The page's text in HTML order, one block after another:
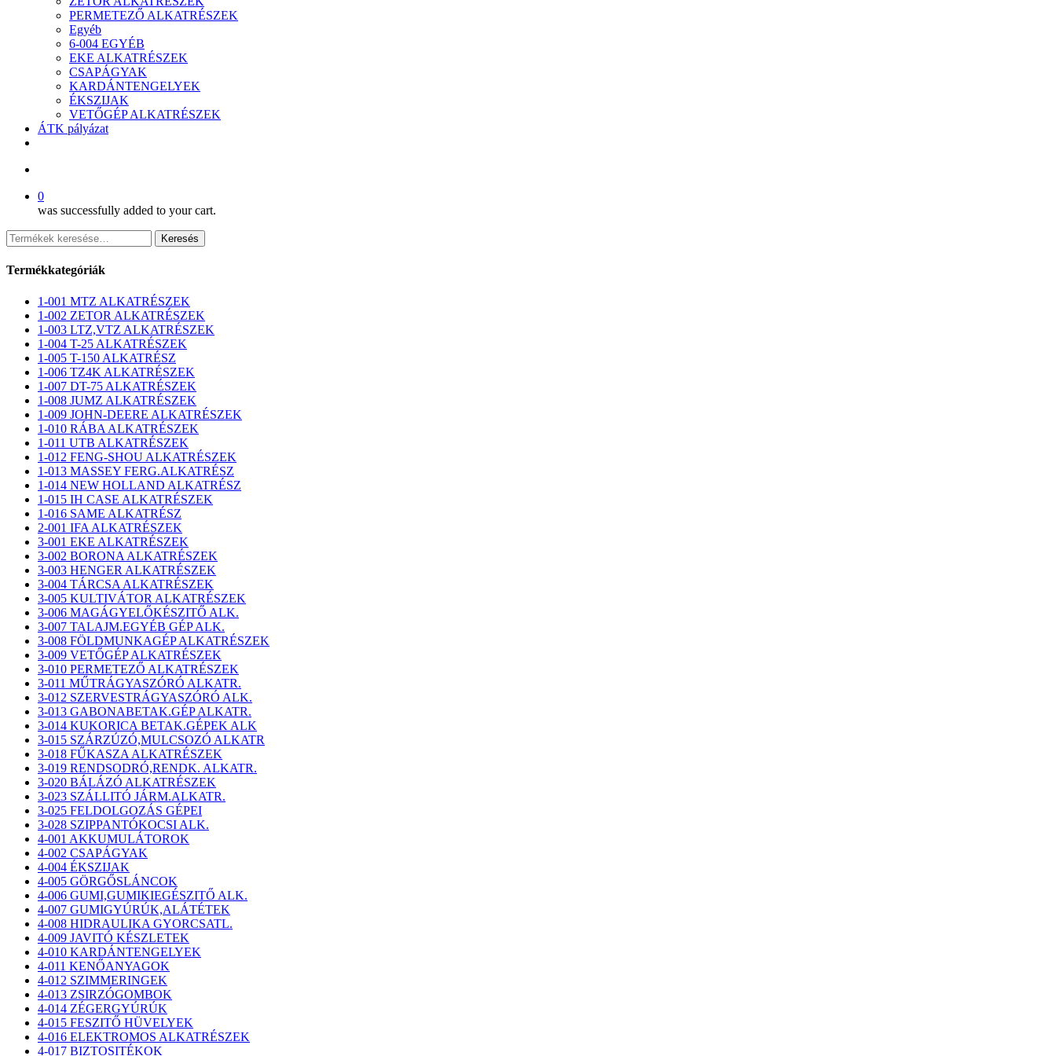
PERMETEZŐ ALKATRÉSZEK
Egyéb
6-004 EGYÉB
EKE ALKATRÉSZEK
CSAPÁGYAK
KARDÁNTENGELYEK
ÉKSZIJAK
VETŐGÉP ALKATRÉSZEK
ÁTK pályázat
0
was successfully added to your cart.
Keresés
a
következőre:
Keresés
Termékkategóriák
1-001 MTZ ALKATRÉSZEK
1-002 ZETOR ALKATRÉSZEK
1-003 LTZ,VTZ ALKATRÉSZEK
1-004 T-25 ALKATRÉSZEK
1-005 T-150 ALKATRÉSZ
1-006 TZ4K ALKATRÉSZEK
1-007 DT-75 ALKATRÉSZEK
1-008 JUMZ ALKATRÉSZEK
1-009 JOHN-DEERE ALKATRÉSZEK
1-010 RÁBA ALKATRÉSZEK
1-011 UTB ALKATRÉSZEK
1-012 FENG-SHOU ALKATRÉSZEK
1-013 MASSEY FERG.ALKATRÉSZ
1-014 NEW HOLLAND ALKATRÉSZ
1-015 IH CASE ALKATRÉSZEK
1-016 SAME ALKATRÉSZ
2-001 IFA ALKATRÉSZEK
3-001 EKE ALKATRÉSZEK
3-002 BORONA ALKATRÉSZEK
3-003 HENGER ALKATRÉSZEK
3-004 TÁRCSA ALKATRÉSZEK
3-005 KULTIVÁTOR ALKATRÉSZEK
3-006 MAGÁGYELŐKÉSZITŐ ALK.
3-007 TALAJM.EGYÉB GÉP ALK.
3-008 FÖLDMUNKAGÉP ALKATRÉSZEK
3-009 VETŐGÉP ALKATRÉSZEK
3-010 PERMETEZŐ ALKATRÉSZEK
3-011 MŰTRÁGYASZÓRÓ ALKATR.
3-012 SZERVESTRÁGYASZÓRÓ ALK.
3-013 GABONABETAK.GÉP ALKATR.
3-014 KUKORICA BETAK.GÉPEK ALK
3-015 SZÁRZÚZÓ,MULCSOZÓ ALKATR
3-018 FŰKASZA ALKATRÉSZEK
3-019 RENDSODRÓ,RENDK. ALKATR.
3-020 BÁLÁZÓ ALKATRÉSZEK
3-023 SZÁLLITÓ JÁRM.ALKATR.
3-025 FELDOLGOZÁS GÉPEI
3-028 SZIPPANTÓKOCSI ALK.
4-001 AKKUMULÁTOROK
4-002 CSAPÁGYAK
4-004 ÉKSZIJAK
4-005 GÖRGŐSLÁNCOK
4-006 GUMI,GUMIKIEGÉSZITŐ ALK.
4-007 GUMIGYÚRÚK,ALÁTÉTEK
4-008 HIDRAULIKA GYORCSATL.
4-009 JAVITÓ KÉSZLETEK
4-010 KARDÁNTENGELYEK
4-011 KENŐANYAGOK
4-012 SZIMMERINGEK
4-013 ZSIRZÓGOMBOK
4-014 ZÉGERGYÚRÚK
4-015 FESZITŐ HÜVELYEK
4-016 ELEKTROMOS ALKATRÉSZEK
4-017 BIZTOSITÉKOK